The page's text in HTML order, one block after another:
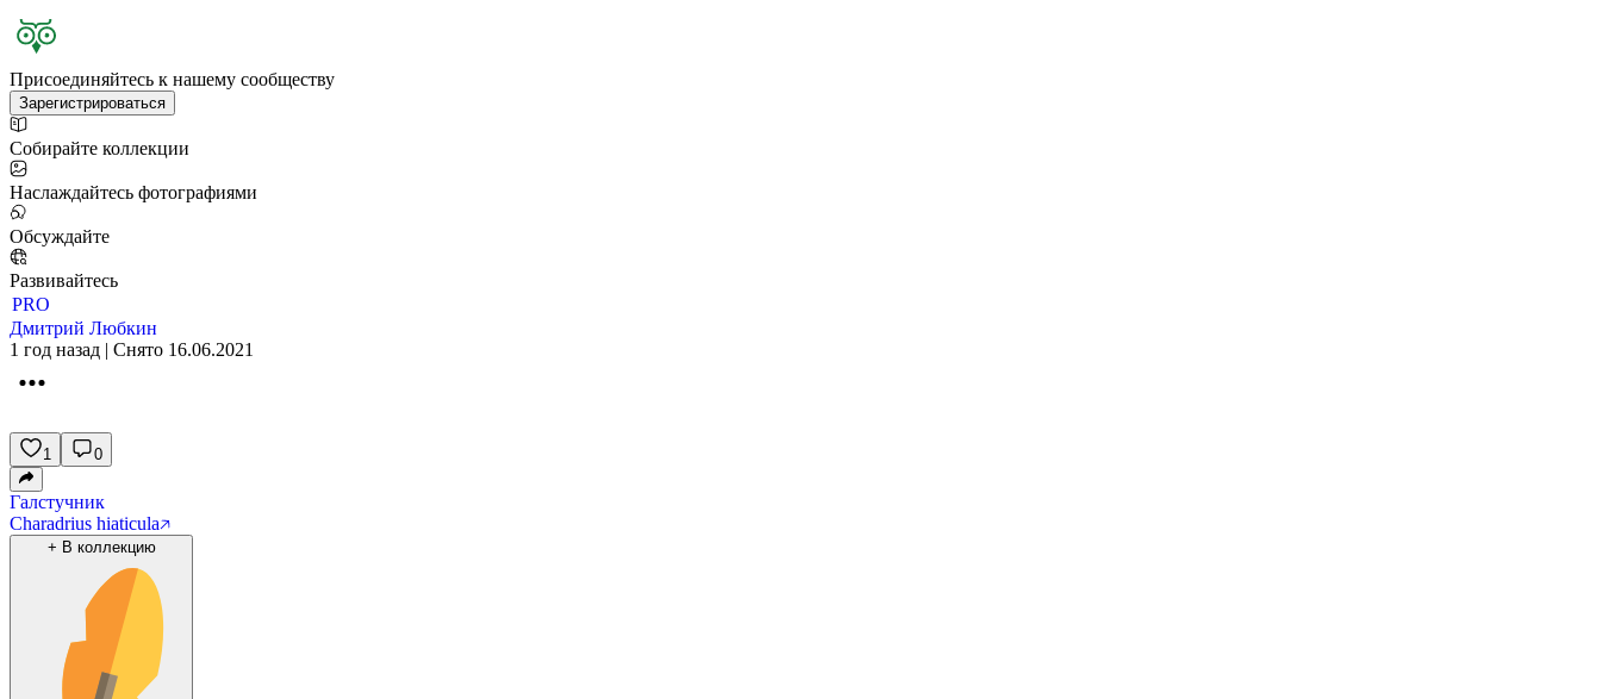
Присоединяйтесь к нашему сообществу
Зарегистрироваться
Собирайте коллекции
Наслаждайтесь фотографиями
Обсуждайте
Развивайтесь
PRO
Дмитрий Любкин
1 год назад | Снято 16.06.2021
1 0
Галстучник
Charadrius hiaticula
+ В коллекцию